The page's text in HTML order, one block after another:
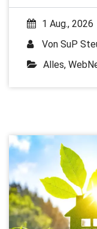
1 Aug., 2026
Von SuP
Alles,